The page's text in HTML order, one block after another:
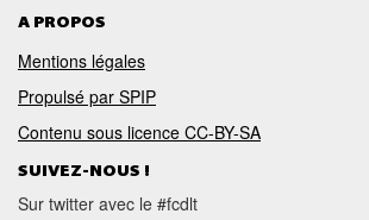
A PROPOS
Mentions légales
Propulsé par SPIP
Contenu sous licence CC-BY-SA
SUIVEZ-NOUS !
Sur twitter avec le #fcdlt